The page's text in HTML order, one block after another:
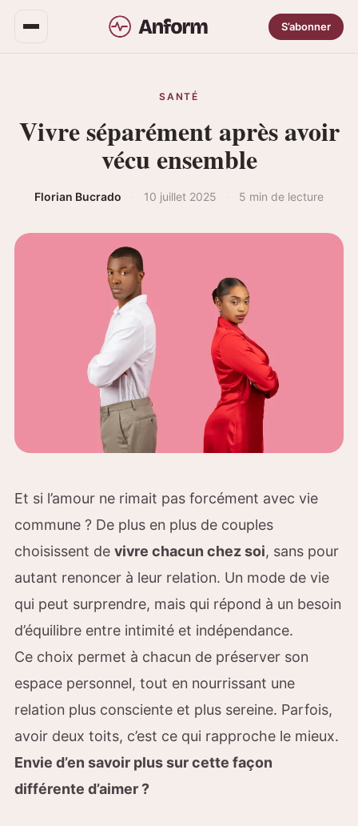
S’abonner
SANTÉ
Vivre séparément après avoir
vécu ensemble
Florian Bucrado 10 juillet 2025 5 min de lecture
Et si l’amour ne rimait pas forcément avec vie
commune ? De plus en plus de couples
choisissent de vivre chacun chez soi, sans pour
autant renoncer à leur relation. Un mode de vie
qui peut surprendre, mais qui répond à un besoin
d’équilibre entre intimité et indépendance.
Ce choix permet à chacun de préserver son
espace personnel, tout en nourrissant une
relation plus consciente et plus sereine. Parfois,
avoir deux toits, c’est ce qui rapproche le mieux.
Envie d’en savoir plus sur cette façon
différente d’aimer ?